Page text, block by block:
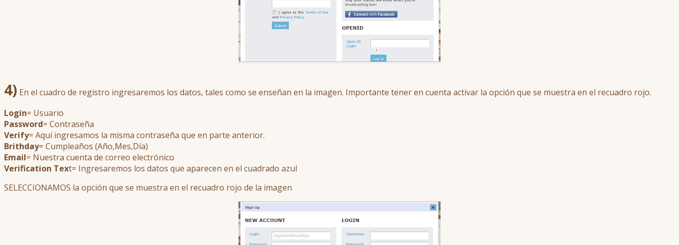
4) En el cuadro de registro ingresaremos los datos, tales como se enseñan en la imagen. Importante tener en cuenta activar la opción que se muestra en el recuadro rojo.
Login= Usuario
Password= Contraseña
Verify= Aquí ingresamos la misma contraseña que en parte anterior.
Brithday= Cumpleaños (Año,Mes,Día)
Email= Nuestra cuenta de correo electrónico
Verification Text= Ingresaremos los datos que aparecen en el cuadrado azul
SELECCIONAMOS la opción que se muestra en el recuadro rojo de la imagen